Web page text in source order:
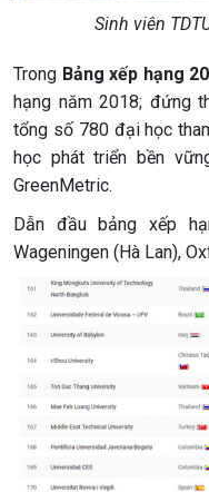
Sinh viên
Trong Bảng xếp hạng
hạng năm 2018; đứng
tổng số 780 đại học
học phát triển bền
GreenMetric.
Dẫn đầu bảng xếp
Wageningen (Hà Lan),